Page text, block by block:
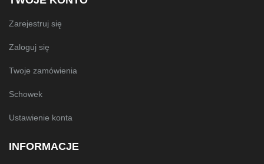
Zarejestruj się
Zaloguj się
Twoje zamówienia
Schowek
Ustawienie konta
INFORMACJE